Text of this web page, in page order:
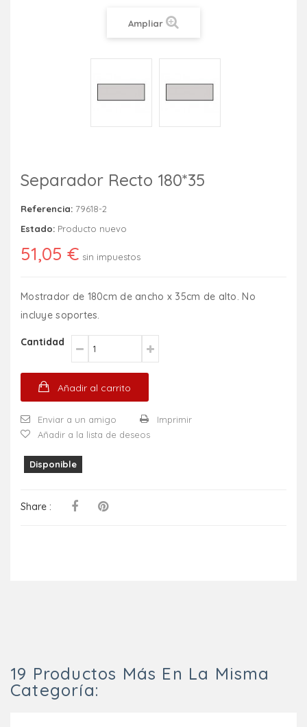
Ampliar
Separador Recto 180*35
Referencia: 79618-2
Estado: Producto nuevo
51,05 € sin impuestos
Mostrador de 180cm de ancho x 35cm de alto. No
incluye soportes.
Cantidad
Añadir al carrito
Enviar a un amigo
Imprimir
Añadir a la lista de deseos
Disponible
Share :
19 Productos Más En La Misma
Categoría: